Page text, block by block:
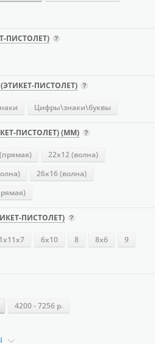
ПИСТОЛЕТ)
ПИСТОЛЕТ)
Цифры\знаки\буквы
ПИСТОЛЕТ) (ММ)
22х12 (волна)
26х16 (волна)
ПИСТОЛЕТ)
6х10 8 8х6
9
4200 - 7256 р.